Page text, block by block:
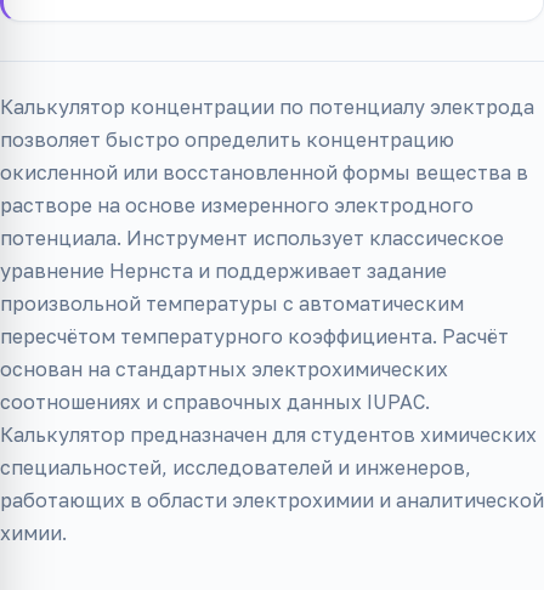
Калькулятор концентрации по потенциалу электрода
позволяет быстро определить концентрацию
окисленной или восстановленной формы вещества в
растворе на основе измеренного электродного
потенциала. Инструмент использует классическое
уравнение Нернста и поддерживает задание
произвольной температуры с автоматическим
пересчётом температурного коэффициента. Расчёт
основан на стандартных электрохимических
соотношениях и справочных данных IUPAC.
Калькулятор предназначен для студентов химических
специальностей, исследователей и инженеров,
работающих в области электрохимии и аналитической
химии.